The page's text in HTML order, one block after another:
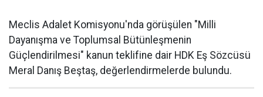
Meclis Adalet Komisyonu'nda görüşülen "Milli
Dayanışma ve Toplumsal Bütünleşmenin
Güçlendirilmesi" kanun teklifine dair HDK Eş Sözcüsü
Meral Danış Beştaş, değerlendirmelerde bulundu.